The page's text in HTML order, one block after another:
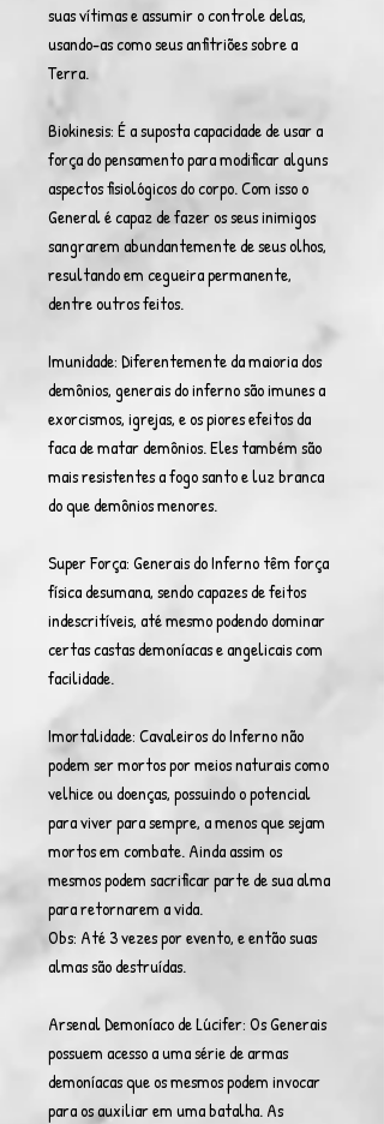
suas vítimas e assumir o controle delas,
usando-as como seus anfitriões sobre a
Terra.
Biokinesis: É a suposta capacidade de usar a
força do pensamento para modificar alguns
aspectos fisiológicos do corpo. Com isso o
General é capaz de fazer os seus inimigos
sangrarem abundantemente de seus olhos,
resultando em cegueira permanente,
dentre outros feitos.
Imunidade: Diferentemente da maioria dos
demônios, generais do inferno são imunes a
exorcismos, igrejas, e os piores efeitos da
faca de matar demônios. Eles também são
mais resistentes a fogo santo e luz branca
do que demônios menores.
Super Força: Generais do Inferno têm força
física desumana, sendo capazes de feitos
indescritíveis, até mesmo podendo dominar
certas castas demoníacas e angelicais com
facilidade.
Imortalidade: Cavaleiros do Inferno não
podem ser mortos por meios naturais como
velhice ou doenças, possuindo o potencial
para viver para sempre, a menos que sejam
mortos em combate. Ainda assim os
mesmos podem sacrificar parte de sua alma
para retornarem a vida.
Obs: Até 3 vezes por evento, e então suas
almas são destruídas.
Arsenal Demoníaco de Lúcifer: Os Generais
possuem acesso a uma série de armas
demoníacas que os mesmos podem invocar
para os auxiliar em uma batalha. As